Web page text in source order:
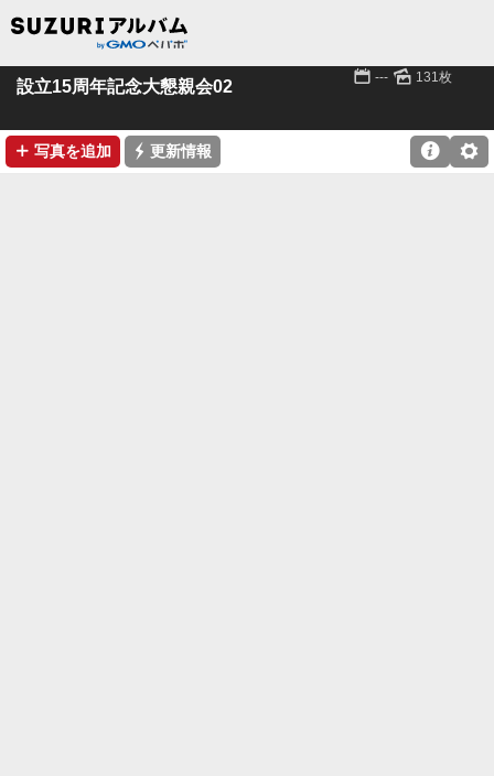
設立15周年記念大懇親会02 📅 --- 🌄 131枚
➕ 写真を追加 ⚡ 更新情報 ⚙
